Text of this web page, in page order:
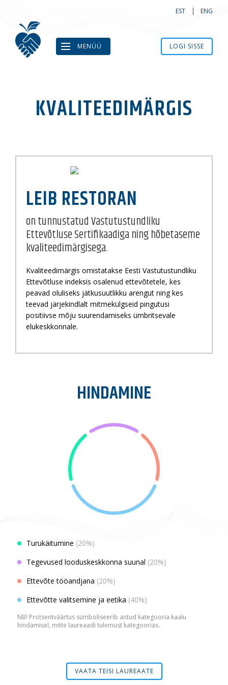
EST ENG
MENÜÜ LOGI SISSE
KVALITEEDIMÄRGIS
LEIB RESTORAN
on tunnustatud Vastutustundliku
Ettevõtluse Sertifikaadiga ning hõbetaseme
kvaliteedimärgisega.
Kvaliteedimärgis omistatakse Eesti Vastutustundliku
Ettevõtluse indeksis osalenud ettevõtetele, kes
peavad oluliseks jätkusuutlikku arengut ning kes
teevad järjekindlalt mitmekülgseid pingutusi
positiivse mõju suurendamiseks ümbritsevale
elukeskkonnale.
HINDAMINE
Turukäitumine (20%)
Tegevused looduskeskkonna suunal (20%)
Ettevõte tööandjana (20%)
Ettevõtte valitsemine ja eetika (40%)
NB! Protsentväärtus sümboliseerib antud kategooria kaalu
hindamisel, mitte laureaadi tulemust kategoorias.
VAATA TEISI LAUREAATE